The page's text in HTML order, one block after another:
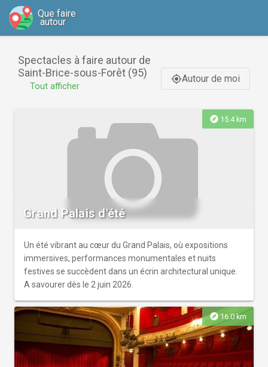
Que faire
autour
Spectacles à faire autour de
Saint-Brice-sous-Forêt (95)
Tout afficher
gps_fixedAutour de moi
explore 15.4 km
Grand Palais d'été
Un été vibrant au cœur du Grand Palais, où expositions
immersives, performances monumentales et nuits
festives se succèdent dans un écrin architectural unique.
A savourer dès le 2 juin 2026.
explore 16.0 km